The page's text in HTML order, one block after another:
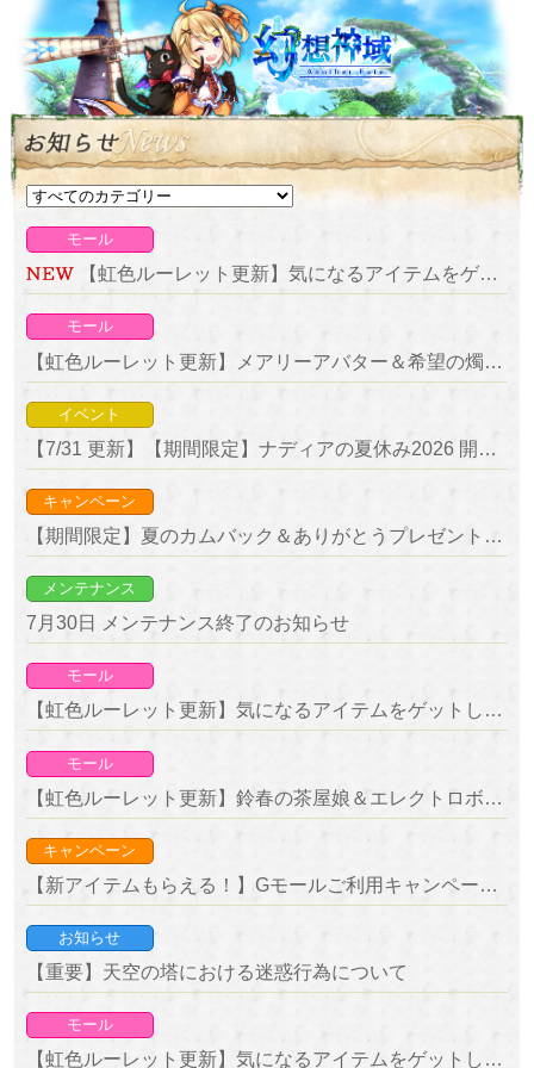
モール
【虹色ルーレット更新】気になるアイテムをゲットしよう！復刻ルーレット開催！
モール
【虹色ルーレット更新】メアリーアバター＆希望の燭台が新登場！
イベント
【7/31 更新】【期間限定】ナディアの夏休み2026 開催！
キャンペーン
【期間限定】夏のカムバック＆ありがとうプレゼントキャンペーン 開催！
メンテナンス
7月30日 メンテナンス終了のお知らせ
モール
【虹色ルーレット更新】気になるアイテムをゲットしよう！復刻ルーレット開催！
モール
【虹色ルーレット更新】鈴春の茶屋娘＆エレクトロボールが新登場！
キャンペーン
【新アイテムもらえる！】Gモールご利用キャンペーン 開催！
お知らせ
【重要】天空の塔における迷惑行為について
モール
【虹色ルーレット更新】気になるアイテムをゲットしよう！復刻ルーレット開催！